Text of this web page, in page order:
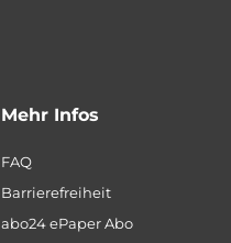
Mehr Infos
FAQ
Barrierefreiheit
abo24 ePaper Abo